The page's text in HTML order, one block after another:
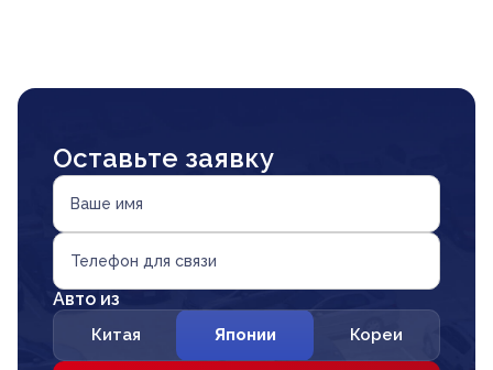
Оставьте заявку
Ваше имя
Телефон для связи
Авто из
Китая Японии Кореи